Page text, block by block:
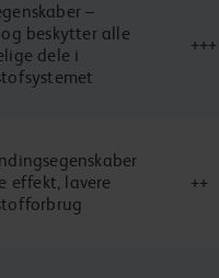
–
beskytter alle
dele i
+++
effekt, lavere
++